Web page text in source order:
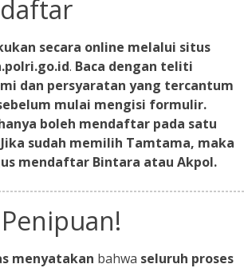
secara online melalui situs
. Baca dengan teliti
dan persyaratan yang tercantum
mulai mengisi formulir.
boleh mendaftar pada satu
Jika sudah memilih Tamtama, maka
mendaftar Bintara atau Akpol.
menyatakan bahwa seluruh proses